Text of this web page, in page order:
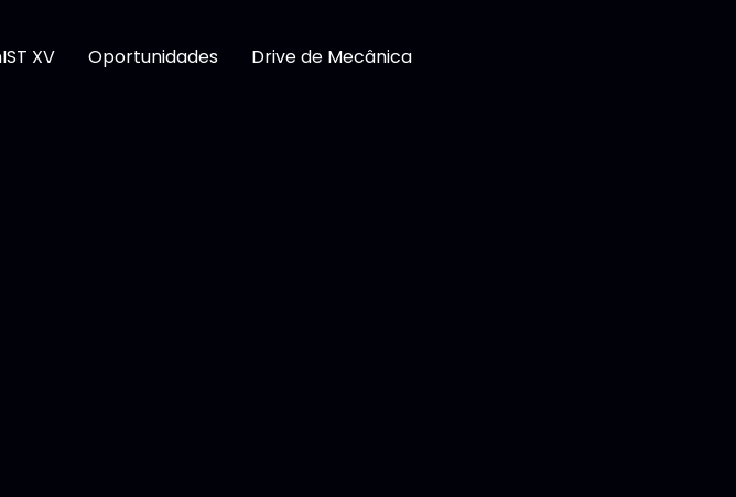
XV Oportunidades Drive de Mecânica